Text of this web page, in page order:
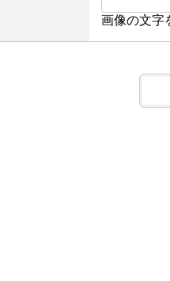
画像の文字